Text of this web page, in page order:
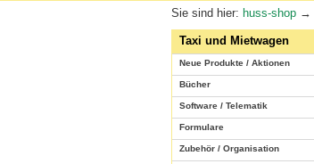
Sie sind hier: huss-shop →
Taxi und Mietwagen
Neue Produkte / Aktionen
Bücher
Software / Telematik
Formulare
Zubehör / Organisation